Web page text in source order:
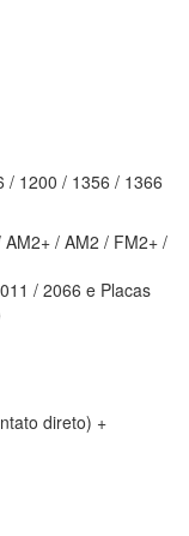
/ 1200 / 1356 / 1366
/ AM2 / FM2+ /
/ 2066 e Placas
direto) +